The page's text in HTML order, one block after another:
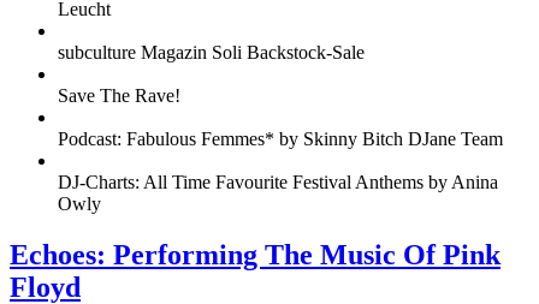
Leucht
subculture Magazin Soli Backstock-Sale
Save The Rave!
Podcast: Fabulous Femmes* by Skinny Bitch DJane Team
DJ-Charts: All Time Favourite Festival Anthems by Anina
Owly
Echoes: Performing The Music Of Pink
Floyd